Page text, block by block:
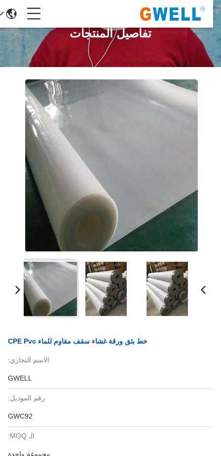
تفاصيل المنتجات
خط بثق ورقة غشاء سقف مقاوم للماء CPE Pvc
الاسم التجاري:
GWELL
رقم الموديل:
GWC92
الـ MOQ:
مجموعة واحدة